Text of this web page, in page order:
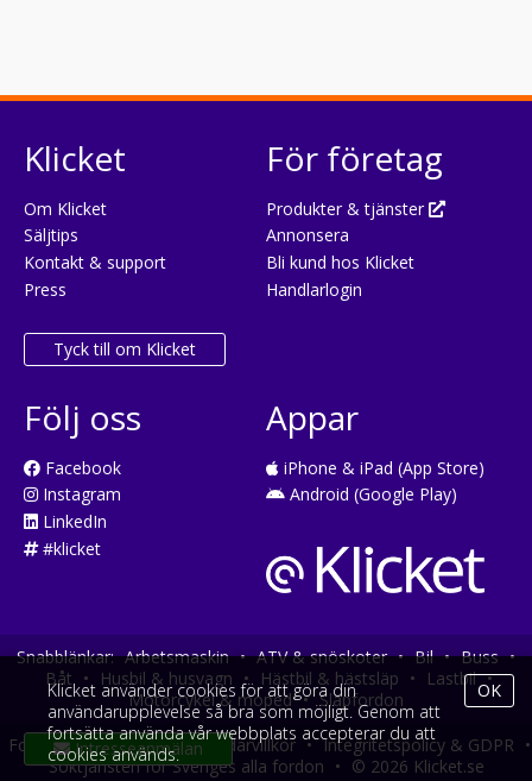
Klicket
Om Klicket
Säljtips
Kontakt & support
Press
Tyck till om Klicket
För företag
Produkter & tjänster
Annonsera
Bli kund hos Klicket
Handlarlogin
Följ oss
Facebook
Instagram
LinkedIn
#klicket
Appar
iPhone & iPad (App Store)
Android (Google Play)
Snabblänkar: Arbetsmaskin • ATV & snöskoter • Bil • Buss •
Båt • Husbil & husvagn • Hästbil & hästsläp • Lastbil •
Motorcykel & moped • Släpfordon
Fordonsköp online • Användarvillkor • Integritetspolicy & GDPR •
Söktjänsten för Sveriges alla fordon • © 2026 Klicket.se
Klicket använder cookies för att göra din
användarupplevelse så bra som möjligt. Genom att
fortsätta använda vår webbplats accepterar du att
cookies används.
OK